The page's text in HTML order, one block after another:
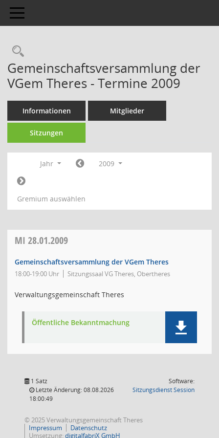
Toggle navigation
Gemeinschaftsversammlung der
VGem Theres - Termine 2009
Informationen Mitglieder
Sitzungen
Jahr 2009
Gremium auswählen
MI 28.01.2009
Gemeinschaftsversammlung der VGem Theres
18:00-19:00 Uhr Sitzungssaal VG Theres, Obertheres
Verwaltungsgemeinschaft Theres
Öffentliche Bekanntmachung
1 Satz
Letzte Änderung: 08.08.2026
18:00:49
Software:
SitzungsdienstSession(Wird in
© 2025 Verwaltungsgemeinschaft Theres
Impressum
Datenschutz
Umsetzung:digitalfabriX GmbH